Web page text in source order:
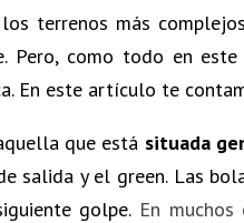
terrenos más
Pero, como todo en
En este artículo te
que está situada
salida y el green. Las
golpe. En